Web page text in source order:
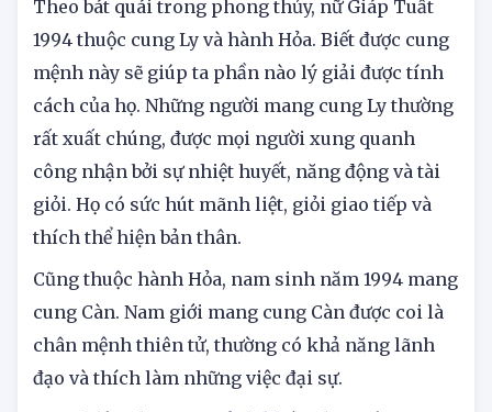
Nam nữ sinh năm 1994 cung gì?
Theo bát quái trong phong thủy, nữ Giáp Tuất
1994 thuộc cung Ly và hành Hỏa. Biết được cung
mệnh này sẽ giúp ta phần nào lý giải được tính
cách của họ. Những người mang cung Ly thường
rất xuất chúng, được mọi người xung quanh
công nhận bởi sự nhiệt huyết, năng động và tài
giỏi. Họ có sức hút mãnh liệt, giỏi giao tiếp và
thích thể hiện bản thân.
Cũng thuộc hành Hỏa, nam sinh năm 1994 mang
cung Càn. Nam giới mang cung Càn được coi là
chân mệnh thiên tử, thường có khả năng lãnh